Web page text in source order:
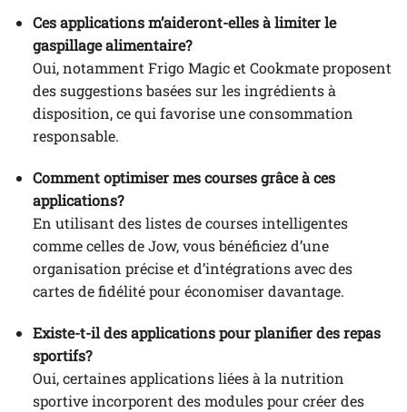
Ces applications m’aideront-elles à limiter le
gaspillage alimentaire?
Oui, notamment Frigo Magic et Cookmate proposent
des suggestions basées sur les ingrédients à
disposition, ce qui favorise une consommation
responsable.
Comment optimiser mes courses grâce à ces
applications?
En utilisant des listes de courses intelligentes
comme celles de Jow, vous bénéficiez d’une
organisation précise et d’intégrations avec des
cartes de fidélité pour économiser davantage.
Existe-t-il des applications pour planifier des repas
sportifs?
Oui, certaines applications liées à la nutrition
sportive incorporent des modules pour créer des